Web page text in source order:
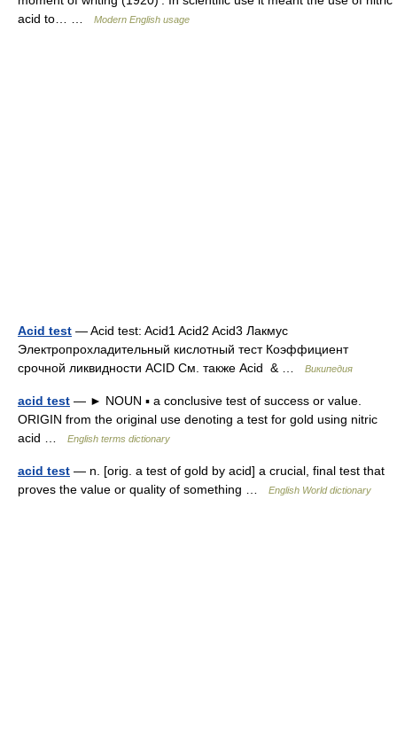
acid to… …
Modern English usage
Acid test — Acid test: Acid1 Acid2 Acid3 Лакмус
Электропрохладительный кислотный тест Коэффициент
срочной ликвидности ACID См. также Acid & …
Википедия
acid test — ► NOUN ▪ a conclusive test of success or value.
ORIGIN from the original use denoting a test for gold using nitric
acid …
English terms dictionary
acid test — n. [orig. a test of gold by acid] a crucial, final test that
proves the value or quality of something …
English World dictionary